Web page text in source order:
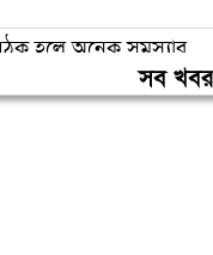
হলে অনেক সমস্যার
সব